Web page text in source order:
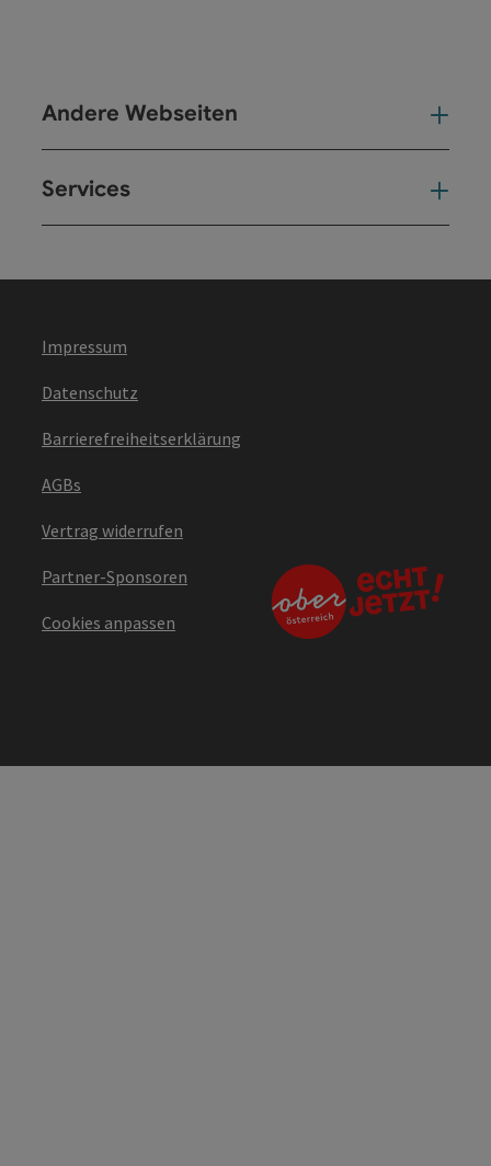
Andere Webseiten
Services
Impressum
Datenschutz
Barrierefreiheitserklärung
AGBs
Vertrag widerrufen
Partner-Sponsoren
Cookies anpassen